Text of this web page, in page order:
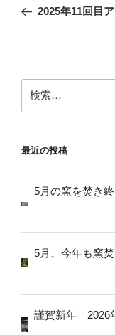
ナ
ー
シ
の
2025年11回目
索:
最近の投稿
5月の窯を焚き
5月、今年も窯
謹賀新年 2026